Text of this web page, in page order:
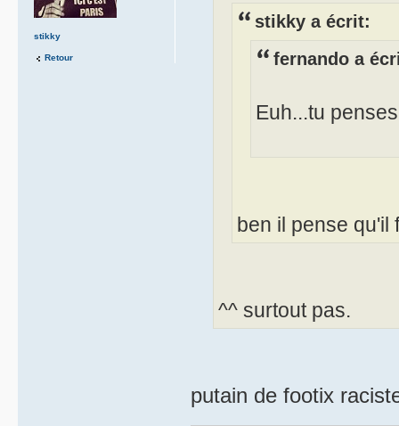
stikky a écrit:
fernando a
Euh...tu
ben il pense qu'il
^^ surtout pas.
putain de footix
stikky
Retour